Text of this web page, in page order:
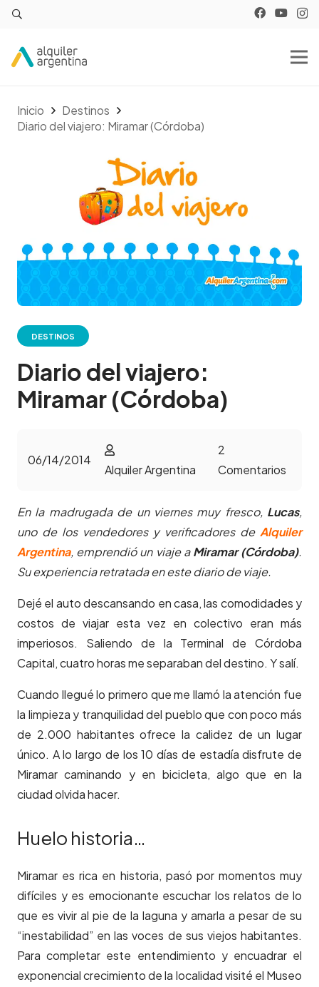
Inicio
Destinos
Diario del viajero: Miramar (Córdoba)
DESTINOS
Diario del viajero:
Miramar (Córdoba)
06/14/2014
Alquiler Argentina
2
Comentarios
En la madrugada de un viernes muy fresco, Lucas,
uno de los vendedores y verificadores de Alquiler
Argentina, emprendió un viaje aMiramar (Córdoba).
Su experiencia retratada en este diario de viaje.
Dejé el auto descansando en casa, las comodidades y
costos de viajar esta vez en colectivo eran más
imperiosos. Saliendo de la Terminal de Córdoba
Capital, cuatro horas me separaban del destino. Y salí.
Cuando llegué lo primero que me llamó la atención fue
la limpieza y tranquilidad del pueblo que con poco más
de 2.000 habitantes ofrece la calidez de un lugar
único. A lo largo de los 10 días de estadía disfrute de
Miramar caminando y en bicicleta, algo que en la
ciudad olvida hacer.
Huelo historia…
Miramar es rica en historia, pasó por momentos muy
difíciles y es emocionante escuchar los relatos de lo
que es vivir al pie de la laguna y amarla a pesar de su
“inestabilidad” en las voces de sus viejos habitantes.
Para completar este entendimiento y encuadrar el
exponencial crecimiento de la localidad visité el Museo